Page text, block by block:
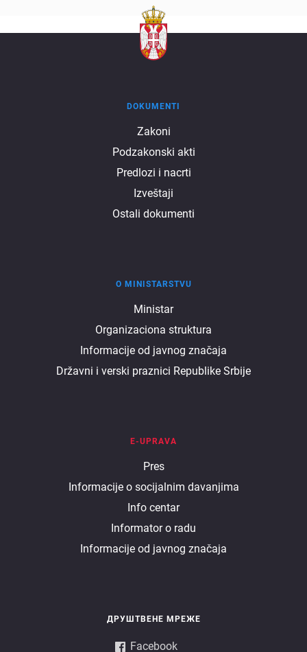
DOKUMENTI
Zakoni
Podzakonski akti
Predlozi i nacrti
Izveštaji
Ostali dokumenti
ministarstvu
O MINISTARSTVU
Ministar
Organizaciona struktura
Informacije od javnog značaja
Državni i verski praznici Republike Srbije
E-UPRAVA
Pres
Informacije o socijalnim davanjima
Info centar
Informator o radu
Informacije od javnog značaja
ДРУШТВЕНЕ МРЕЖЕ
Facebook